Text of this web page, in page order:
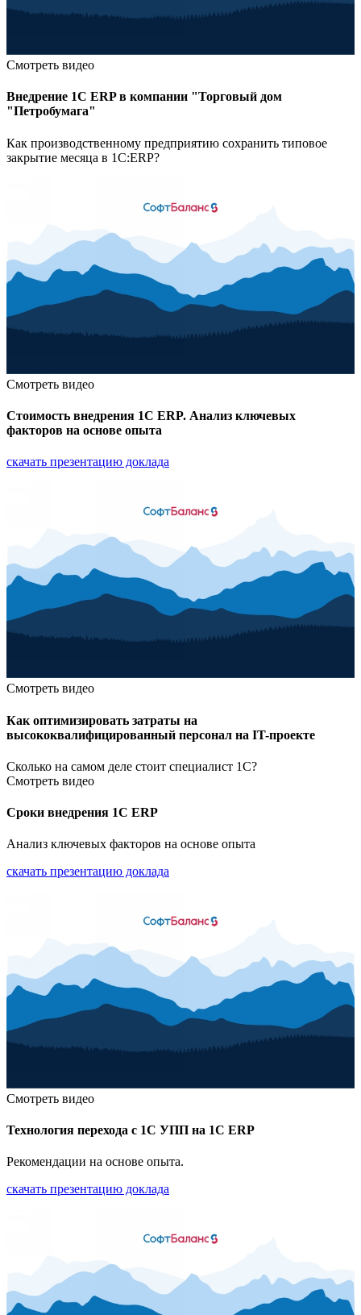
Смотреть видео
Внедрение 1С ERP в компании "Торговый дом
"Петробумага"
Как производственному предприятию сохранить типовое
закрытие месяца в 1С:ERP?
Смотреть видео
Стоимость внедрения 1С ERP. Анализ ключевых
факторов на основе опыта
скачать презентацию доклада
Смотреть видео
Как оптимизировать затраты на
высококвалифицированный персонал на IT-проекте
Сколько на самом деле стоит специалист 1С?
Смотреть видео
Сроки внедрения 1С ERP
Анализ ключевых факторов на основе опыта
скачать презентацию доклада
Смотреть видео
Технология перехода с 1С УПП на 1С ERP
Рекомендации на основе опыта.
скачать презентацию доклада